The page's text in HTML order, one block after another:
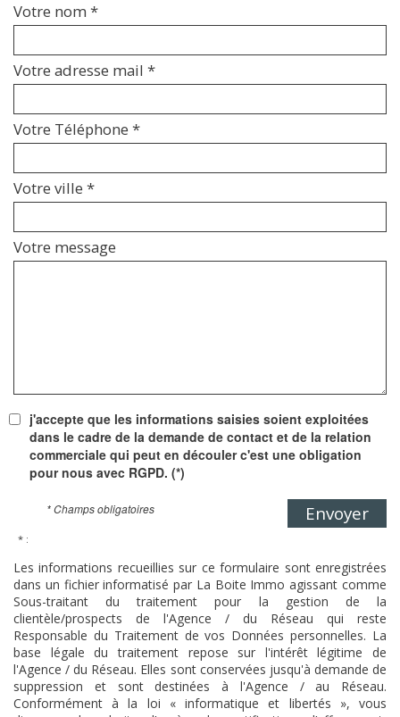
Votre nom *
Votre adresse mail *
Votre Téléphone *
Votre ville *
Votre message
j'accepte que les informations saisies soient exploitées
dans le cadre de la demande de contact et de la relation
commerciale qui peut en découler c'est une obligation
pour nous avec RGPD. (*)
Envoyer
* Champs obligatoires
* :
Les informations recueillies sur ce formulaire sont enregistrées
dans un fichier informatisé par La Boite Immo agissant comme
Sous-traitant du traitement pour la gestion de la
clientèle/prospects de l'Agence / du Réseau qui reste
Responsable du Traitement de vos Données personnelles. La
base légale du traitement repose sur l'intérêt légitime de
l'Agence / du Réseau. Elles sont conservées jusqu'à demande de
suppression et sont destinées à l'Agence / au Réseau.
Conformément à la loi « informatique et libertés », vous